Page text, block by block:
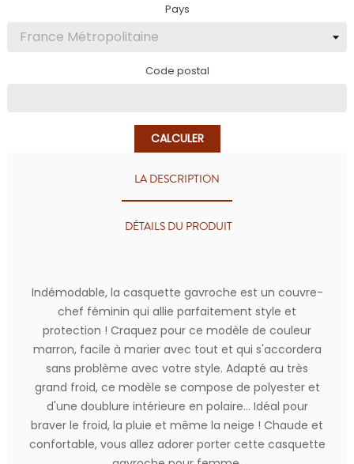
Pays
Code postal
CALCULER
LA DESCRIPTION
DÉTAILS DU PRODUIT
Indémodable, la casquette gavroche est un couvre-
chef féminin qui allie parfaitement style et
protection ! Craquez pour ce modèle de couleur
marron, facile à marier avec tout et qui s'accordera
sans problème avec votre style. Adapté au très
grand froid, ce modèle se compose de polyester et
d'une doublure intérieure en polaire... Idéal pour
braver le froid, la pluie et même la neige ! Chaude et
confortable, vous allez adorer porter cette casquette